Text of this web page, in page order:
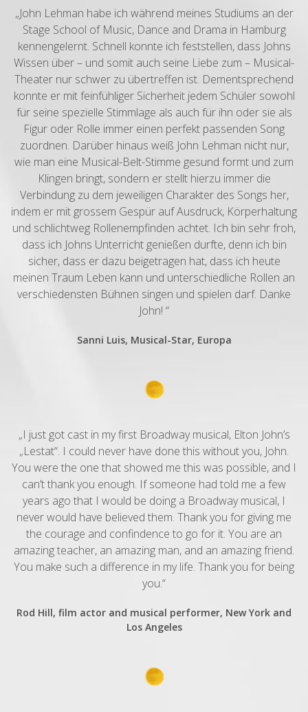
„John Lehman habe ich während meines Studiums an der
Stage School of Music, Dance and Drama in Hamburg
kennengelernt. Schnell konnte ich feststellen, dass Johns
Wissen über – und somit auch seine Liebe zum – Musical-
Theater nur schwer zu übertreffen ist. Dementsprechend
konnte er mit feinfühliger Sicherheit jedem Schüler sowohl
für seine spezielle Stimmlage als auch für ihn oder sie als
Figur oder Rolle immer einen perfekt passenden Song
zuordnen. Darüber hinaus weiß John Lehman nicht nur,
wie man eine Musical-Belt-Stimme gesund formt und zum
Klingen bringt, sondern er stellt hierzu immer die
Verbindung zu dem jeweiligen Charakter des Songs her,
indem er mit grossem Gespür auf Ausdruck, Körperhaltung
und schlichtweg Rollenempfinden achtet. Ich bin sehr froh,
dass ich Johns Unterricht genießen durfte, denn ich bin
sicher, dass er dazu beigetragen hat, dass ich heute
meinen Traum Leben kann und unterschiedliche Rollen an
verschiedensten Bühnen singen und spielen darf. Danke
John! “
Sanni Luis, Musical-Star, Europa
„I just got cast in my first Broadway musical, Elton John’s
„Lestat“. I could never have done this without you, John.
You were the one that showed me this was possible, and I
can’t thank you enough. If someone had told me a few
years ago that I would be doing a Broadway musical, I
never would have believed them. Thank you for giving me
the courage and confindence to go for it. You are an
amazing teacher, an amazing man, and an amazing friend.
You make such a difference in my life. Thank you for being
you.“
Rod Hill, film actor and musical performer, New York and
Los Angeles